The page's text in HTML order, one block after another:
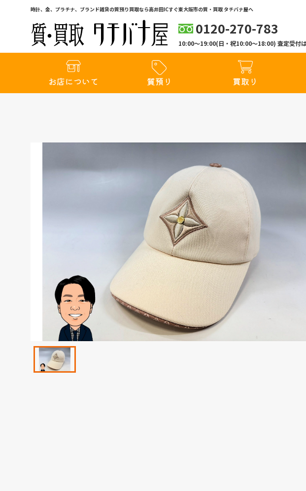
時計、金、プラチナ、ブランド雑貨の質預り買取なら高井田ICすぐ東大阪市の質・買取 タチバナ屋へ
0120-270-783
10:00〜19:00(日・祝10:00〜18:00) 査定受付
お店について 質預り 買取り